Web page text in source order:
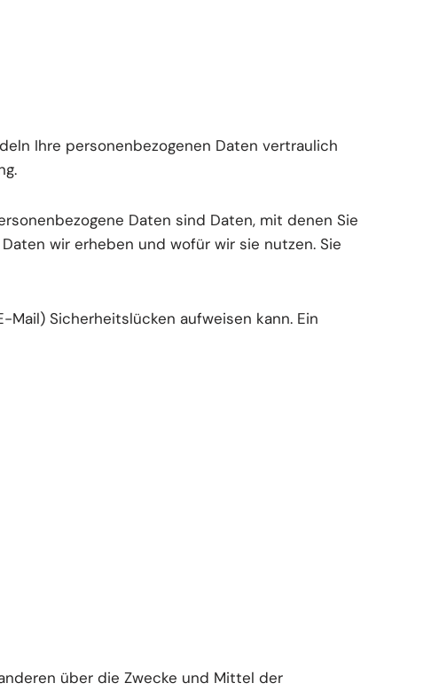
Ihre personenbezogenen Daten vertraulich
Daten sind Daten, mit denen Sie
wir erheben und wofür wir sie nutzen. Sie
Sicherheitslücken aufweisen kann. Ein
über die Zwecke und Mittel der